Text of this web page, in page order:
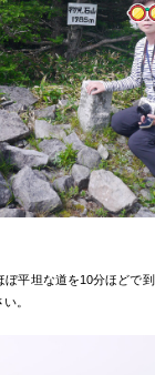
ぼ平坦な道を10分ほどで
。